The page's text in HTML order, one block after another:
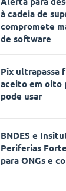
à cadeia de
compromete
de software
Pix ultrapassa
aceito em oito
pode usar
BNDES e
Periferias
para ONGs e